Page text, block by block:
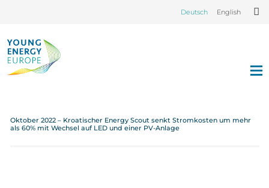
Deutsch English
Oktober 2022 – Kroatischer Energy Scout senkt Stromkosten um mehr
als 60% mit Wechsel auf LED und einer PV-Anlage